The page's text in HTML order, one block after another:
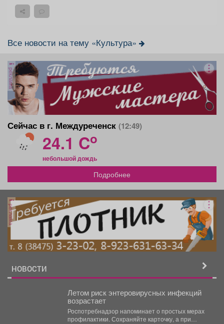
Все новости на тему «Культура»
реклама
Сейчас в г. Междуреченск (12:49)
24.1 Co
небольшой дождь
Подробнее
реклама
НОВОСТИ
Летом риск энтеровирусных инфекций
возрастает
Роспотребнадзор напоминает о простых мерах
профилактики. Сохраняйте карточку, а при